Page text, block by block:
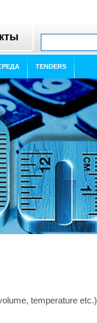
TENDERS
temperature etc.)